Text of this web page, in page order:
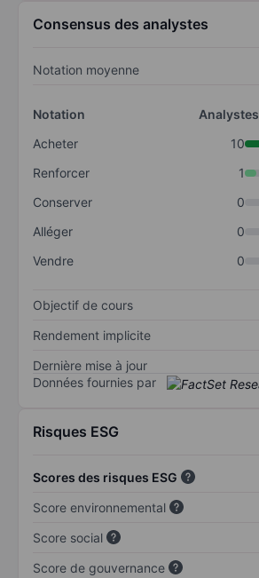
Consensus des analystes
Notation moyenne
Notation
Analystes
Acheter
10
Renforcer
1
Conserver
0
Alléger
0
Vendre
0
Objectif de cours
Rendement implicite
Dernière mise à jour
Données fournies par
Risques ESG
Scores des risques ESG
Score environnemental
Score social
Score de gouvernance